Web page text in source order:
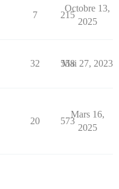
7 215
Octobre 13,
2025
32 558
Mai 27, 2023
20 573
Mars 16,
2025